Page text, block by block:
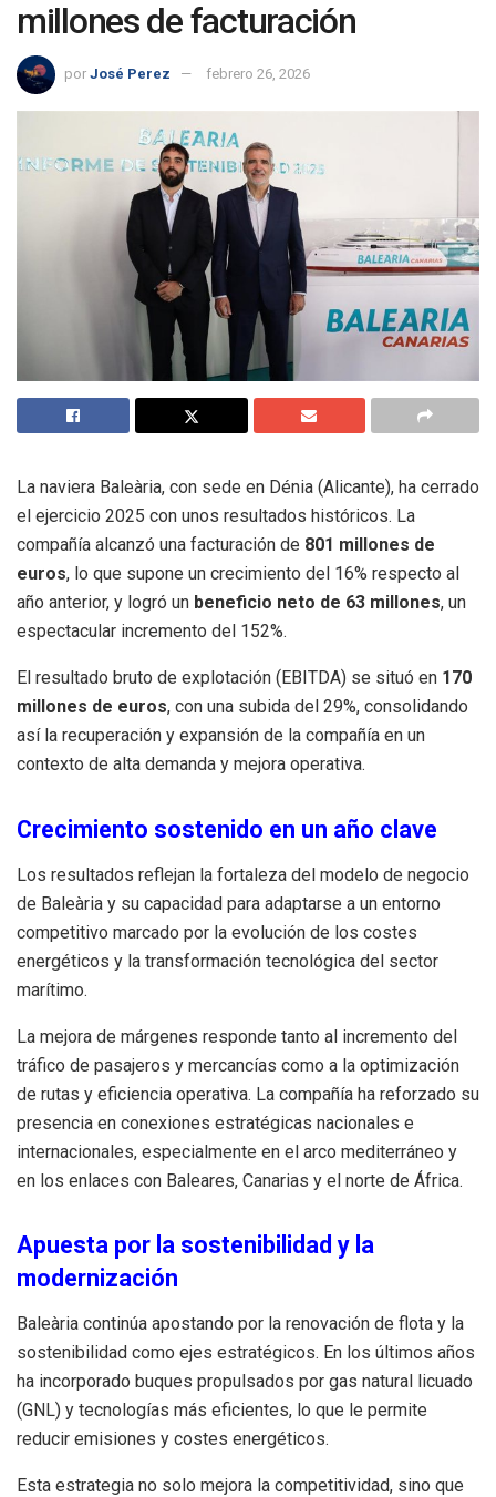
millones de facturación
por José Perez febrero 26, 2026
La naviera Baleària, con sede en Dénia (Alicante), ha cerrado
el ejercicio 2025 con unos resultados históricos. La
compañía alcanzó una facturación de 801 millones de
euros, lo que supone un crecimiento del 16% respecto al
año anterior, y logró un beneficio neto de 63 millones, un
espectacular incremento del 152%.
El resultado bruto de explotación (EBITDA) se situó en 170
millones de euros, con una subida del 29%, consolidando
así la recuperación y expansión de la compañía en un
contexto de alta demanda y mejora operativa.
Crecimiento sostenido en un año clave
Los resultados reflejan la fortaleza del modelo de negocio
de Baleària y su capacidad para adaptarse a un entorno
competitivo marcado por la evolución de los costes
energéticos y la transformación tecnológica del sector
marítimo.
La mejora de márgenes responde tanto al incremento del
tráfico de pasajeros y mercancías como a la optimización
de rutas y eficiencia operativa. La compañía ha reforzado su
presencia en conexiones estratégicas nacionales e
internacionales, especialmente en el arco mediterráneo y
en los enlaces con Baleares, Canarias y el norte de África.
Apuesta por la sostenibilidad y la
modernización
Baleària continúa apostando por la renovación de flota y la
sostenibilidad como ejes estratégicos. En los últimos años
ha incorporado buques propulsados por gas natural licuado
(GNL) y tecnologías más eficientes, lo que le permite
reducir emisiones y costes energéticos.
Esta estrategia no solo mejora la competitividad, sino que